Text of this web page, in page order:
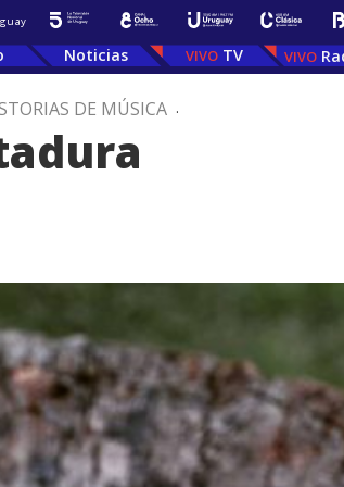
Noticias TV
DE MÚSICA .